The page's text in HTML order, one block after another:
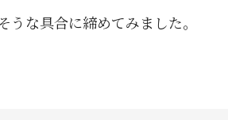
うな具合に締めてみました。